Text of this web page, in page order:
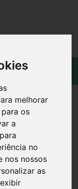
melhorar
os
a
para
no
nos nossos
as